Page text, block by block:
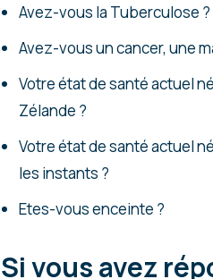
Avez-vous la Tuberculose ?
Avez-vous un cancer, une
Votre état de santé actuel
Zélande ?
Votre état de santé actuel
les instants ?
Etes-vous enceinte ?
Si vous avez